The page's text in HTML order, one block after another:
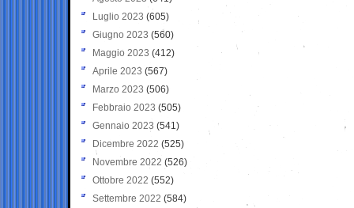
Luglio 2023 (605)
Giugno 2023 (560)
Maggio 2023 (412)
Aprile 2023 (567)
Marzo 2023 (506)
Febbraio 2023 (505)
Gennaio 2023 (541)
Dicembre 2022 (525)
Novembre 2022 (526)
Ottobre 2022 (552)
Settembre 2022 (584)